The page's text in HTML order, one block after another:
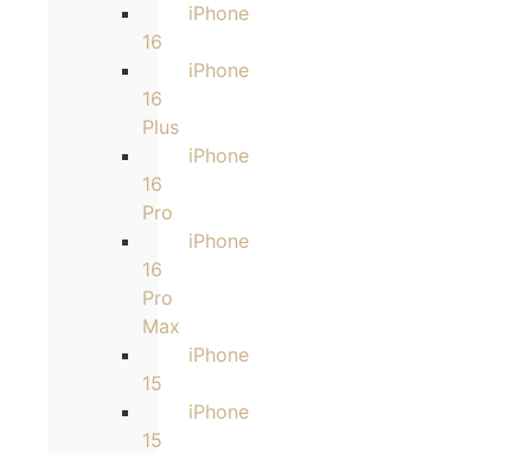
iPhone
16
iPhone
16
Plus
iPhone
16
Pro
iPhone
16
Pro
Max
iPhone
15
iPhone
15